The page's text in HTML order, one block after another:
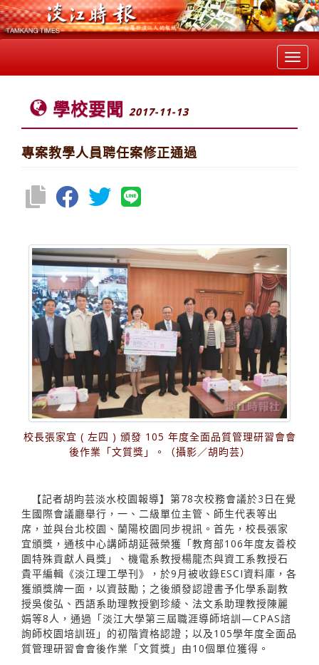
學校要聞 2017-11-13
專案教學人員聘任案修正通過
校長張家宜 ( 左四 ) 頒發 105 年度全面品質管理研習會會
後作業「文質獎」。（攝影／胡昀芸）
【記者胡昀芸淡水校園報導】第78次校務會議於3日在覺
生國際會議廳舉行，一、二級單位主管、師生代表等出
席，並與台北校園、蘭陽校園同步視訊。首先，校長張家
宜頒獎，通核中心講師胡延薇榮獲「教育部106年度友善校
園特殊貢獻人員獎」、機電系教授楊龍杰與資工系教授石
貴平編輯《淡江理工學刊》，於9月被收錄ESCI資料庫，各
獲頒獎牌一面，以資鼓勵；之後頒發認證書予化學系副教
授吳俊弘、西語系助理教授劉珍綾、法文系助理教授陳麗
娟等8人，通過「淡江大學第三屆職涯導師培訓—CPAS諮
詢師校園培訓班」的初階資格認證；以及105學年度全面品
質管理研習會會後作業「文質獎」由10個單位獲得。